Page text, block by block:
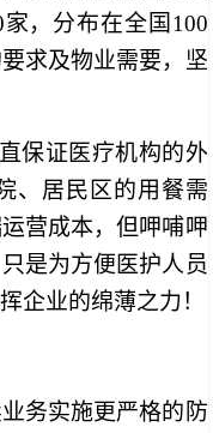
，分布在全国100
求及物业需要，坚
保证医疗机构的外
、居民区的用餐需
营成本，但呷哺呷
是为方便医护人员
企业的绵薄之力！
务实施更严格的防